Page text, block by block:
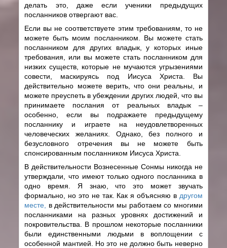
делать это, даже если ученики предыдущих
посланников отвергают вас.
Если вы не соответствуете этим требованиям, то не
можете быть моим посланником. Вы можете стать
посланником для других владык, у которых иные
требования, или вы можете стать посланником для
низких существ, которые не мучаются угрызениями
совести, маскируясь под Иисуса Христа. Вы
действительно можете верить, что они реальны, и
можете преуспеть в убеждении других людей, что вы
принимаете послания от реальных владык –
особенно, если вы подражаете предыдущему
посланнику и играете на неудовлетворенных
человеческих желаниях. Однако, без полного и
безусловного отречения вы не можете быть
спонсированным посланником Иисуса Христа.
В действительности Вознесенные Сонмы никогда не
утверждали, что имеют только одного посланника в
одно время. Я знаю, что это может звучать
формально, но это не так. Как я объясняю в другом
месте,
в действительности мы работаем со многими
посланниками на разных уровнях достижений и
покровительства. В прошлом некоторые посланники
были единственными людьми в воплощении с
особенной мантией. Но это не должно быть неверно